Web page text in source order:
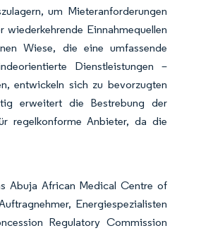
um Mieteranforderungen
Einnahmequellen
Wiese, die eine umfassende
Dienstleistungen –
entwickeln sich zu bevorzugten
erweitert die Bestrebung der
regelkonforme Anbieter, da die
Abuja African Medical Centre of
Energiespezialisten
Regulatory Commission